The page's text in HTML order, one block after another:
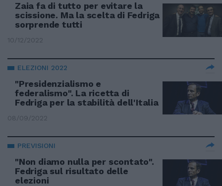
Zaia fa di tutto per evitare la
scissione. Ma la scelta di Fedriga
sorprende tutti
10/12/2022
ELEZIONI 2022
"Presidenzialismo e
federalismo". La ricetta di
Fedriga per la stabilità dell'Italia
08/09/2022
PREVISIONI
"Non diamo nulla per scontato".
Fedriga sul risultato delle
elezioni